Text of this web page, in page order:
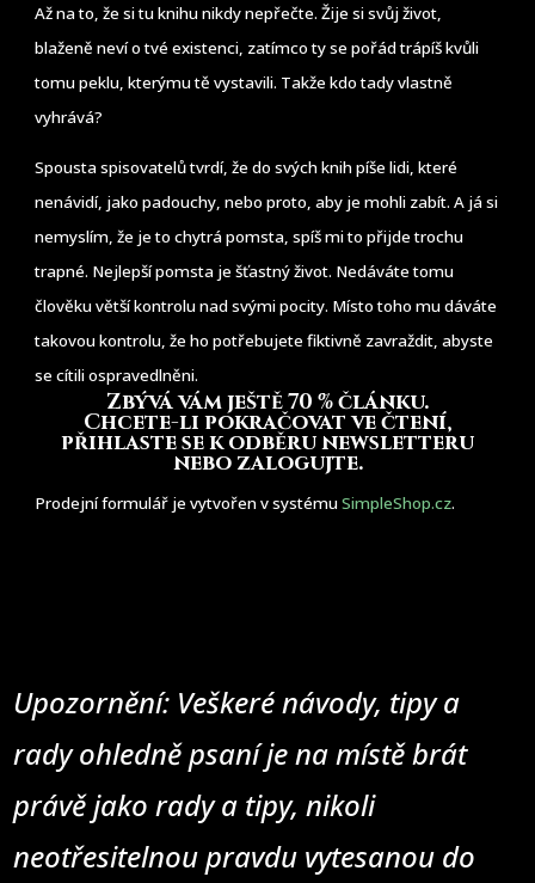
Až na to, že si tu knihu nikdy nepřečte. Žije si svůj život,
blaženě neví o tvé existenci, zatímco ty se pořád trápíš kvůli
tomu peklu, kterýmu tě vystavili. Takže kdo tady vlastně
vyhrává?
Spousta spisovatelů tvrdí, že do svých knih píše lidi, které
nenávidí, jako padouchy, nebo proto, aby je mohli zabít. A já si
nemyslím, že je to chytrá pomsta, spíš mi to přijde trochu
trapné. Nejlepší pomsta je šťastný život. Nedáváte tomu
člověku větší kontrolu nad svými pocity. Místo toho mu dáváte
takovou kontrolu, že ho potřebujete fiktivně zavraždit, abyste
se cítili ospravedlněni.
Zbývá vám ještě 70 % článku.
Chcete-li pokračovat ve čtení,
přihlaste se k odběru newsletteru
nebo zalogujte.
Prodejní formulář je vytvořen v systémuSimpleShop.cz.
Upozornění: Veškeré návody, tipy a
rady ohledně psaní je na místě brát
právě jako rady a tipy, nikoli
neotřesitelnou pravdu vytesanou do